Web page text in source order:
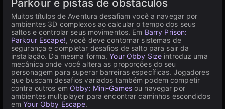
Parkour e pistas de obstáculos
Muitos títulos de Aventura desafiam você a navegar por
ambientes 3D complexos ao calcular o tempo dos seus
saltos e controlar seus movimentos. Em Barry Prison:
Parkour Escape!, você deve contornar sistemas de
segurança e completar desafios de salto para sair da
instalação. Da mesma forma,Your Obby Size introduz uma
mecânica onde você altera as proporções do seu
personagem para superar barreiras específicas. Jogadores
que buscam desafios variados também podem competir
contra outros em Obby: Mini-Gamesou navegar por
ambientes multiplayer para encontrar caminhos escondidos
emYour Obby Escape.